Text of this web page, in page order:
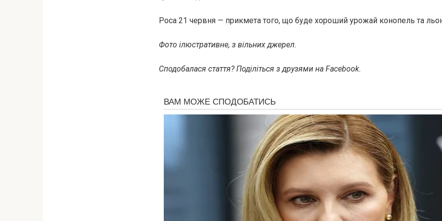
Роса 21 червня — прикмета того, що буде хороший урожай конопель та
Фото ілюстративне, з вільних джерел.
Сподобалася стаття? Поділіться з друзями на Facebook.